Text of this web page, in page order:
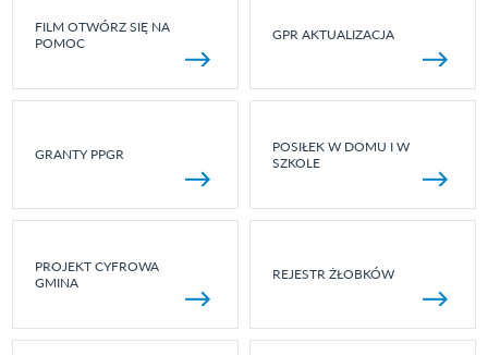
FILM OTWÓRZ SIĘ NA
POMOC
GPR AKTUALIZACJA
GRANTY PPGR
POSIŁEK W DOMU I W
SZKOLE
PROJEKT CYFROWA
GMINA
REJESTR ŻŁOBKÓW